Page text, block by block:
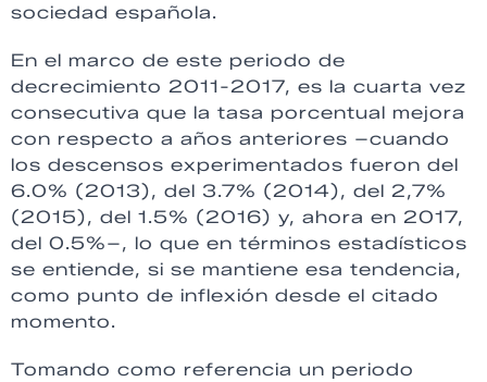
sociedad española.
En el marco de este periodo de
decrecimiento 2011-2017, es la cuarta vez
consecutiva que la tasa porcentual mejora
con respecto a años anteriores –cuando
los descensos experimentados fueron del
6.0% (2013), del 3.7% (2014), del 2,7%
(2015), del 1.5% (2016) y, ahora en 2017,
del 0.5%–, lo que en términos estadísticos
se entiende, si se mantiene esa tendencia,
como punto de inflexión desde el citado
momento.
Tomando como referencia un periodo